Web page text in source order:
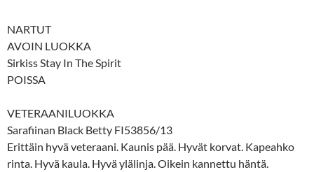
NARTUT
AVOIN LUOKKA
Sirkiss Stay In The Spirit
POISSA
VETERAANILUOKKA
Sarafiinan Black Betty FI53856/13
Erittäin hyvä veteraani. Kaunis pää. Hyvät korvat. Kapeahko
rinta. Hyvä kaula. Hyvä ylälinja. Oikein kannettu häntä.